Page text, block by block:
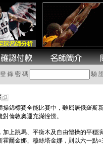
登 錄 密 碼 驗
錦標賽全能比賽中，雖屈居俄羅斯
倫敦奧運充滿憧憬。
上跳馬、平衡木及自由體操的平穩
爾金娜」穆絲塔金娜，則以六一點